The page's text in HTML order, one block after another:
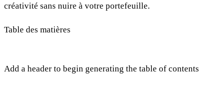
créativité sans nuire à votre portefeuille.
Table des matières
Add a header to begin generating the table of contents